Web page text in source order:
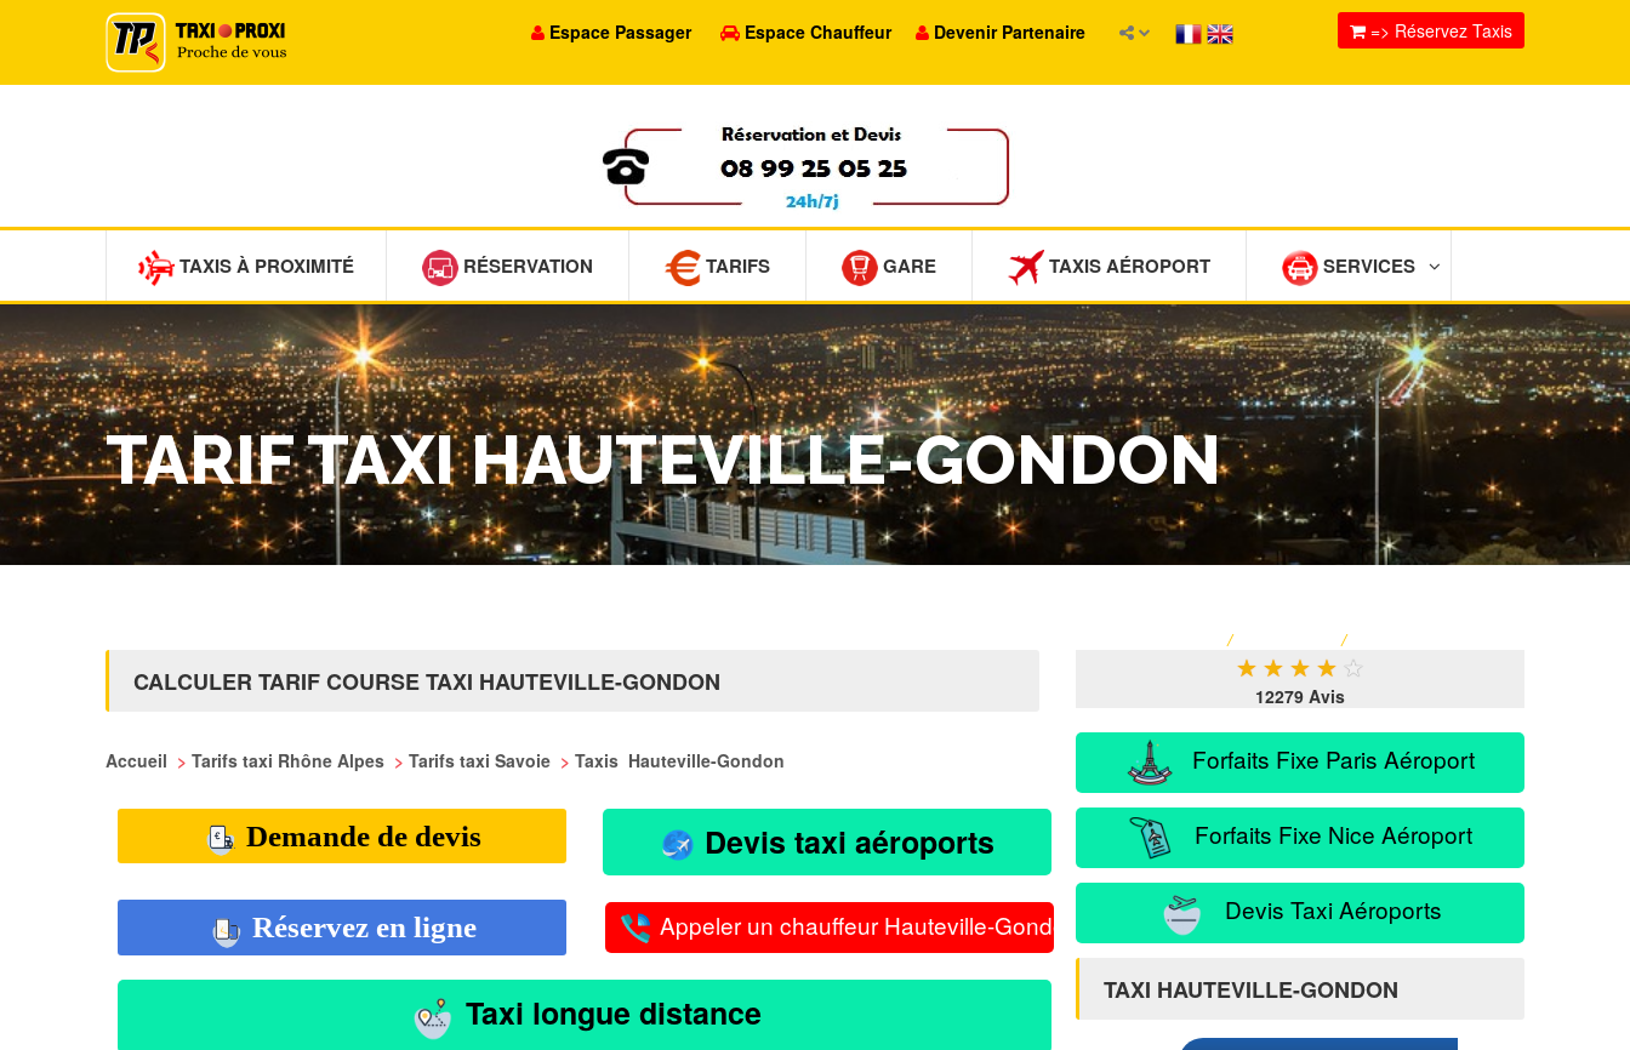
Espace Passager Espace Chauffeur Devenir Partenaire => Réservez Taxis
TAXIS À PROXIMITÉ RÉSERVATION TARIFS GARE TAXIS AÉROPORT SERVICES
TARIF TAXI HAUTEVILLE-GONDON
/ /
CALCULER TARIF COURSE TAXI HAUTEVILLE-GONDON
Accueil > Tarifs taxi Rhône Alpes > Tarifs taxi Savoie > Taxis Hauteville-Gondon
Demande de devis Devis taxi aéroports
Réservez en ligne Appeler un chauffeur Hauteville-Gondon
Taxi longue distance
★ ★ ★ ★ ★
12279 Avis
Forfaits Fixe Paris Aéroport
Forfaits Fixe Nice Aéroport
Devis Taxi Aéroports
TAXI HAUTEVILLE-GONDON